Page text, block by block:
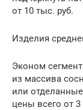
от 10 тыс. руб.
Изделия
Эконом
из массива
или
цены всего от